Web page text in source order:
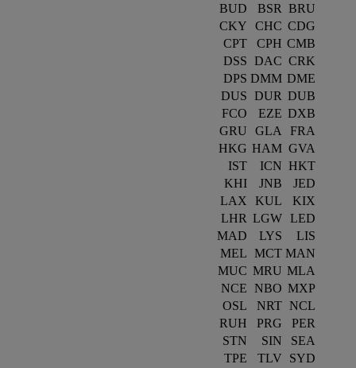
BRU
BSR
BUD
CDG
CHC
CKY
CMB
CPH
CPT
CRK
DAC
DSS
DME
DMM
DPS
DUB
DUR
DUS
DXB
EZE
FCO
FRA
GLA
GRU
GVA
HAM
HKG
HKT
ICN
IST
JED
JNB
KHI
KIX
KUL
LAX
LED
LGW
LHR
LIS
LYS
MAD
MAN
MCT
MEL
MLA
MRU
MUC
MXP
NBO
NCE
NCL
NRT
OSL
PER
PRG
RUH
SEA
SIN
STN
SYD
TLV
TPE